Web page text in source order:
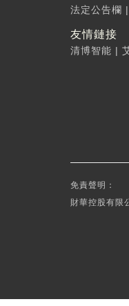
法定公告欄 |
友情鏈接
清博智能 |
免責聲明：
財華控股有限